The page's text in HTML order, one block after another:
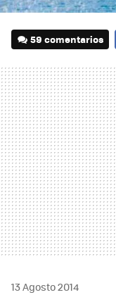
59 comentarios
13 Agosto 2014